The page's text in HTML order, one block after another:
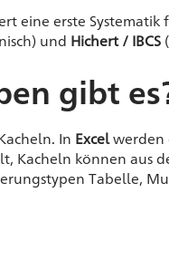
eine erste
und Hichert / IBCS
gibt
In Excelwerden
Kacheln können aus
Tabelle,